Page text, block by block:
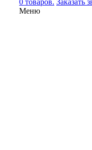
0 товаров. Заказать
Меню